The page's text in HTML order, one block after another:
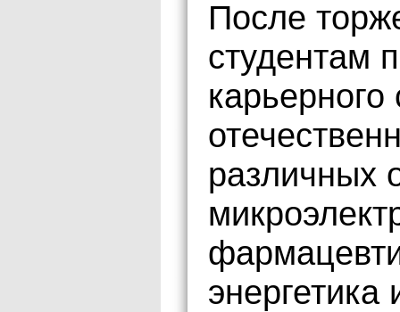
После
студентам
карьерного
различных
энергетика